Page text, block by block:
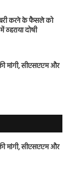
बरी करने के फैसले को
दोषी
मांगी, सीएसएएम और
मांगी, सीएसएएम और